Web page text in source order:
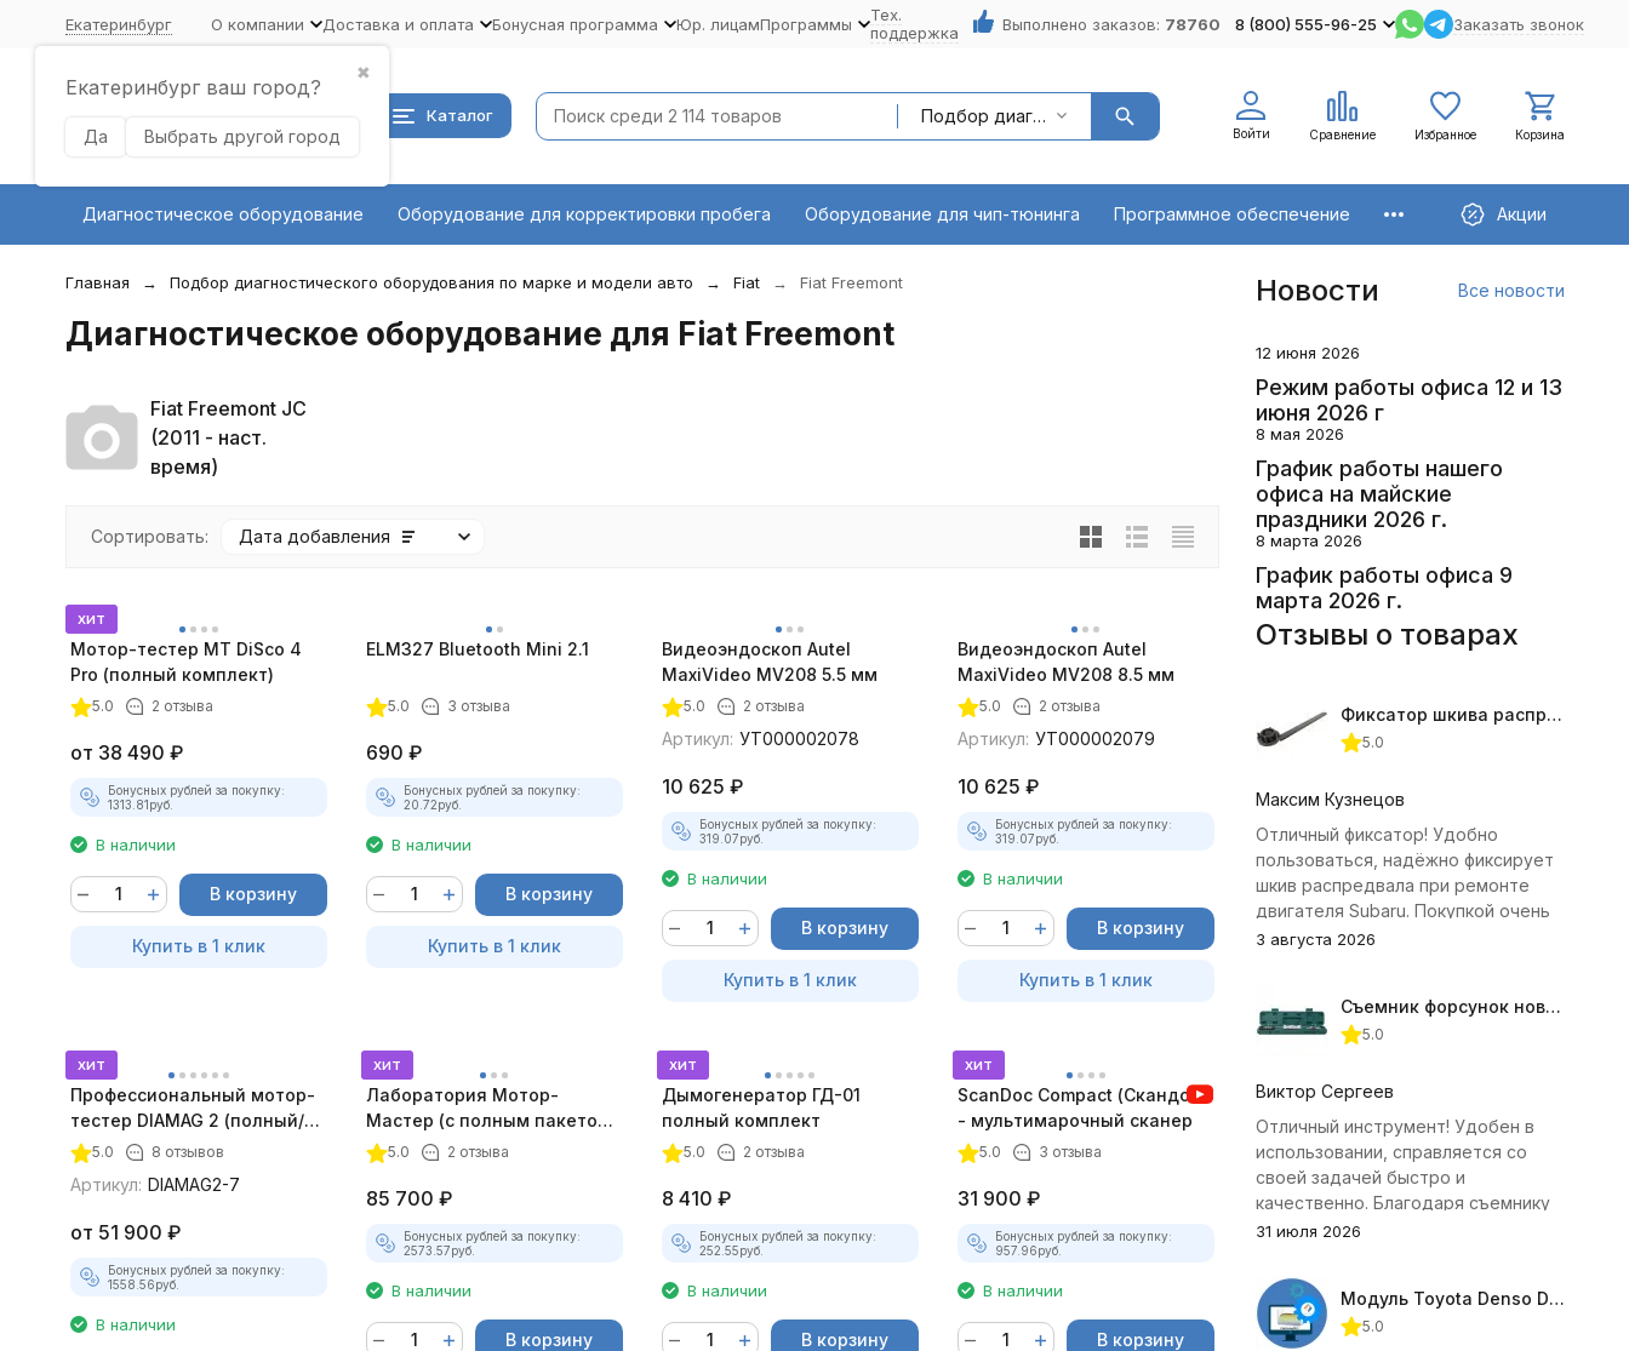
Екатеринбург
✖
Екатеринбург ваш город?
Да Выбрать другой город
О компании Доставка и оплата Бонусная программа Юр. лицамПрограммы
Тех.
поддержка
Выполнено заказов: 78760 8 (800) 555-96-25 Заказать звонок
Каталог Подбор диагностического оборудования по марке и модели авто
Войти Сравнение Избранное Корзина
Диагностическое оборудование Оборудование для корректировки пробега Оборудование для чип-тюнинга Программное обеспечение Акции
Главная Подбор диагностического оборудования по марке и модели авто Fiat Fiat Freemont
Диагностическое оборудование для Fiat Freemont
Fiat Freemont JC
(2011 - наст.
время)
Сортировать: Дата добавления
хит
Мотор-тестер MT DiSco 4
Pro (полный комплект)
5.0 2 отзыва
от 38 490 ₽
Бонусных рублей за покупку:
1313.81руб.
В наличии
В корзину
Купить в 1 клик
ELM327 Bluetooth Mini 2.1
5.0 3 отзыва
690 ₽
Бонусных рублей за покупку:
20.72руб.
В наличии
В корзину
Купить в 1 клик
Видеоэндоскоп Autel
MaxiVideo MV208 5.5 мм
5.0 2 отзыва
Артикул: УТ000002078
10 625 ₽
Бонусных рублей за покупку:
319.07руб.
В наличии
В корзину
Купить в 1 клик
Видеоэндоскоп Autel
MaxiVideo MV208 8.5 мм
5.0 2 отзыва
Артикул: УТ000002079
10 625 ₽
Бонусных рублей за покупку:
319.07руб.
В наличии
В корзину
Купить в 1 клик
хит
Профессиональный мотор-
тестер DIAMAG 2 (полный/
максимальный комплект)
5.0 8 отзывов
Артикул: DIAMAG2-7
от 51 900 ₽
Бонусных рублей за покупку:
1558.56руб.
В наличии
хит
Лаборатория Мотор-
Мастер (с полным пакетом
лицензий)
5.0 2 отзыва
85 700 ₽
Бонусных рублей за покупку:
2573.57руб.
В наличии
В корзину
хит
Дымогенератор ГД-01
полный комплект
5.0 2 отзыва
8 410 ₽
Бонусных рублей за покупку:
252.55руб.
В наличии
В корзину
хит
ScanDoc Compact (Скандок)
- мультимарочный сканер
5.0 3 отзыва
31 900 ₽
Бонусных рублей за покупку:
957.96руб.
В наличии
В корзину
Новости Все новости
12 июня 2026
Режим работы офиса 12 и 13
июня 2026 г
8 мая 2026
График работы нашего
офиса на майские
праздники 2026 г.
8 марта 2026
График работы офиса 9
марта 2026 г.
Отзывы о товарах
Фиксатор шкива распредвала (Subaru) JTC-4409
5.0
Максим Кузнецов
Отличный фиксатор! Удобно
пользоваться, надёжно фиксирует
шкив распредвала при ремонте
двигателя Subaru. Покупкой очень
доволен.
3 августа 2026
Съемник форсунок новых дизельных двигателей Jonnesway
5.0
Виктор Сергеев
Отличный инструмент! Удобен в
использовании, справляется со
своей задачей быстро и
качественно. Благодаря съемнику
удалось избежать лишних хлопот с
цилиндров.
31 июля 2026
Модуль Toyota Denso Diesel 2.8D для ChipTuningPRO
5.0